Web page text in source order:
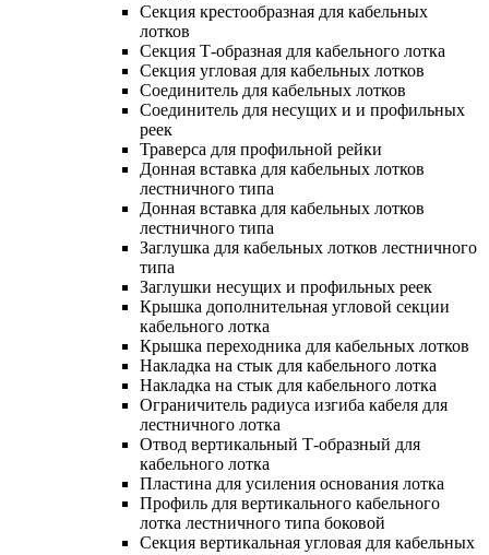
Секция крестообразная для кабельных
лотков
Секция Т-образная для кабельного лотка
Секция угловая для кабельных лотков
Соединитель для кабельных лотков
Соединитель для несущих и и профильных
реек
Траверса для профильной рейки
Донная вставка для кабельных лотков
лестничного типа
Донная вставка для кабельных лотков
лестничного типа
Заглушка для кабельных лотков лестничного
типа
Заглушки несущих и профильных реек
Крышка дополнительная угловой секции
кабельного лотка
Крышка переходника для кабельных лотков
Накладка на стык для кабельного лотка
Накладка на стык для кабельного лотка
Ограничитель радиуса изгиба кабеля для
лестничного лотка
Отвод вертикальный Т-образный для
кабельного лотка
Пластина для усиления основания лотка
Профиль для вертикального кабельного
лотка лестничного типа боковой
Секция вертикальная угловая для кабельных